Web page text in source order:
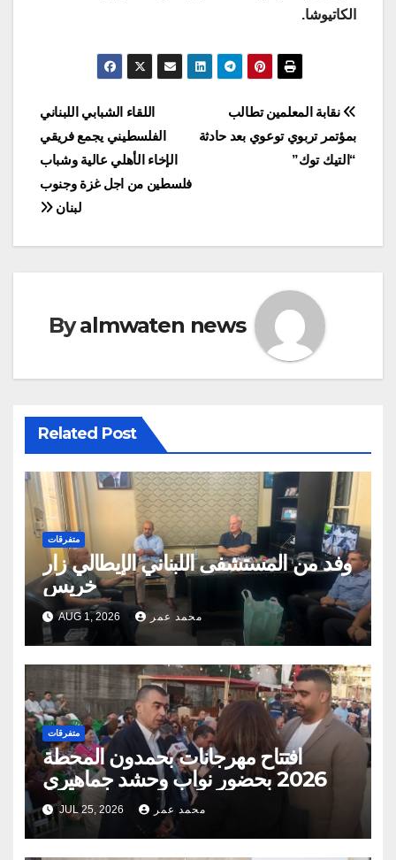
الكاتيوشا.‏
Post
navigation
اللقاء الشبابي اللبناني
الفلسطيني يجمع فريقي
الإخاء الأهلي عالية وشباب
فلسطين من اجل غزة وجنوب
لبنان
نقابة المعلمين تطالب
بمؤتمر تربوي توعوي بعد حادثة
“التيك توك”
Byalmwaten news
Related Post
متفرقات
وفد من المستشفى اللبناني الإيطالي زار
خريس
AUG 1, 2026 محمد عمر
متفرقات
افتتاح مهرجانات بحمدون المحطة
2026 بحضور نواب وحشد جماهيري
JUL 25, 2026 محمد عمر